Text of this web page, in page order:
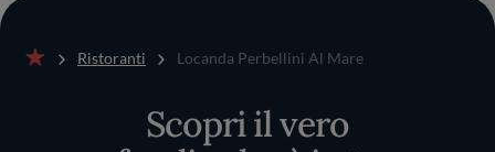
Ristoranti Locanda Perbellini Al Mare
Scopri il vero